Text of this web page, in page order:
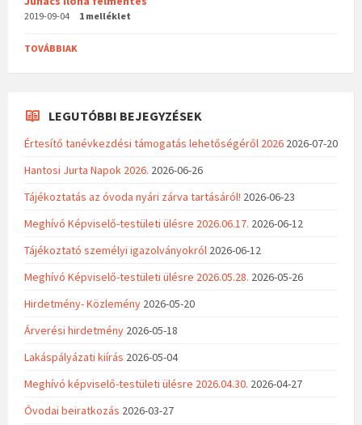
2019-09-04 1 melléklet
TOVÁBBIAK
LEGUTÓBBI BEJEGYZÉSEK
Értesítő tanévkezdési támogatás lehetőségéről 2026 2026-07-20
Hantosi Jurta Napok 2026. 2026-06-26
Tájékoztatás az óvoda nyári zárva tartásáról! 2026-06-23
Meghívó Képviselő-testületi ülésre 2026.06.17. 2026-06-12
Tájékoztató személyi igazolványokról 2026-06-12
Meghívó Képviselő-testületi ülésre 2026.05.28. 2026-05-26
Hirdetmény- Közlemény 2026-05-20
Árverési hirdetmény 2026-05-18
Lakáspályázati kiírás 2026-05-04
Meghívó képviselő-testületi ülésre 2026.04.30. 2026-04-27
Óvodai beiratkozás 2026-03-27